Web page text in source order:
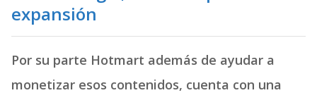
expansión
Por su parte Hotmart además de ayudar a
monetizar esos contenidos, cuenta con una